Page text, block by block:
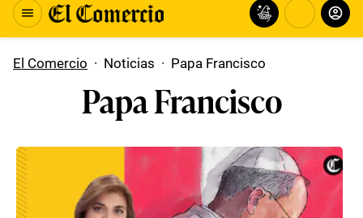
El Comercio · Noticias · Papa Francisco
Papa Francisco